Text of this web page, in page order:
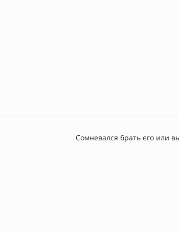
Сомневался брать его или